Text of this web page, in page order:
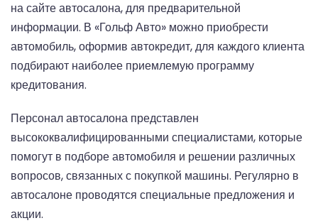
на сайте автосалона, для предварительной
информации. В «Гольф Авто» можно приобрести
автомобиль, оформив автокредит, для каждого клиента
подбирают наиболее приемлемую программу
кредитования.
Персонал автосалона представлен
высококвалифицированными специалистами, которые
помогут в подборе автомобиля и решении различных
вопросов, связанных с покупкой машины. Регулярно в
автосалоне проводятся специальные предложения и
акции.